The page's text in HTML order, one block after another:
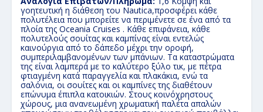
γοητευτική η διάθεση του Nautica,προσφέρει κάθε
πολυτέλεια που μπορείτε να περιμένετε σε ένα από τα
πλοία της Oceania Cruises . Κάθε επιφάνεια, κάθε
πολυτελούς σουίτας και καμπίνας είναι εντελώς
καινούργια από το δάπεδο μέχρι την οροφή,
συμπεριλαμβανομένων των μπάνιων. Τα καταστρώματα
της είναι λαμπερά με το καλύτερο ξύλο τικ, με πέτρα
φτιαγμένη κατά παραγγελία και πλακάκια, ενώ τα
σαλόνια, οι σουίτες και οι καμπίνες της διαθέτουν
επώνυμα έπιπλα κατοικιών. Στους κοινόχρηστους
χώρους, μια ανανεωμένη χρωματική παλέτα απαλών